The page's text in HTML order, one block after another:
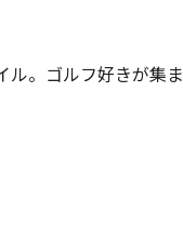
ル。ゴルフ好きが集ま